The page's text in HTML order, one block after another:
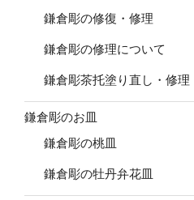
鎌倉彫の修復・修理
鎌倉彫の修理について
鎌倉彫茶托塗り直し・修理
鎌倉彫のお皿
鎌倉彫の桃皿
鎌倉彫の牡丹弁花皿